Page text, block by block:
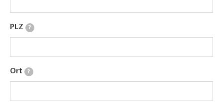
PLZ ?
Ort ?